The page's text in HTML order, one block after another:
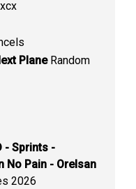
PlaneRandom
- Sprints -
No Pain - Orelsan
2026